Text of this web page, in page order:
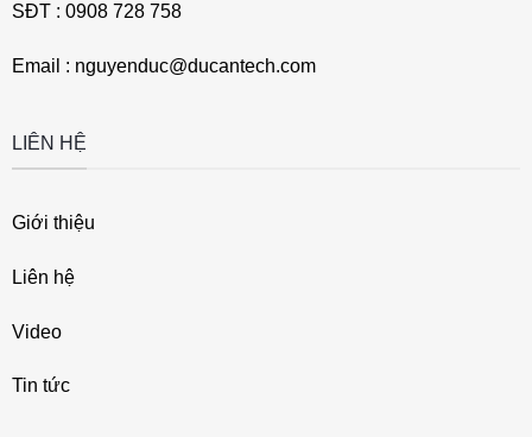
SĐT : 0908 728 758
Email : nguyenduc@ducantech.com
LIÊN HỆ
Giới thiệu
Liên hệ
Video
Tin tức